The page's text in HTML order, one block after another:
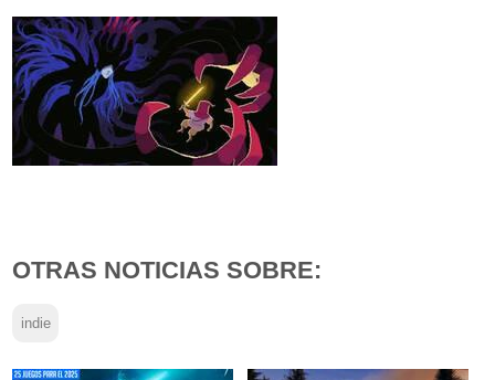
OTRAS NOTICIAS SOBRE:
indie